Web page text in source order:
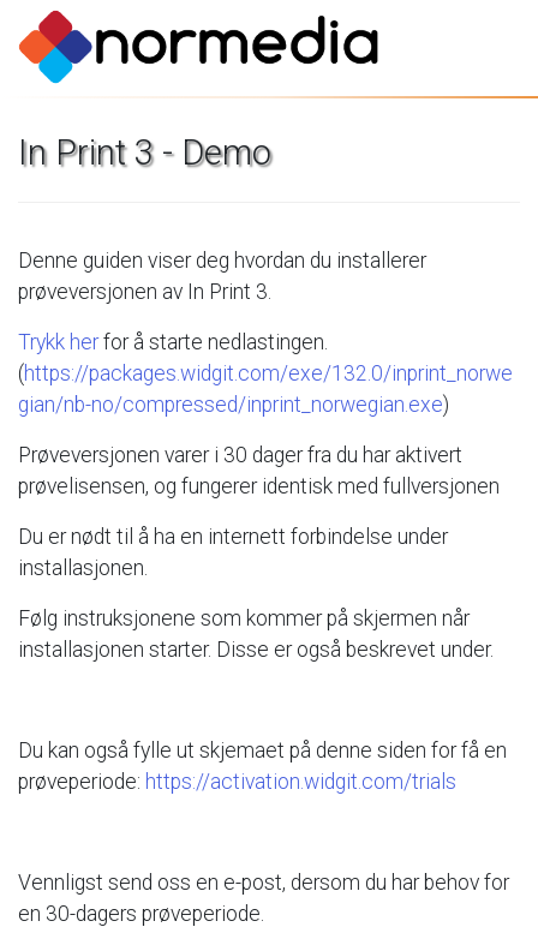
In Print 3 - Demo
Denne guiden viser deg hvordan du installerer
prøveversjonen av In Print 3.
Trykk her for å starte nedlastingen.
(https://packages.widgit.com/exe/132.0/inprint_norwe
gian/nb-no/compressed/inprint_norwegian.exe)
Prøveversjonen varer i 30 dager fra du har aktivert
prøvelisensen, og fungerer identisk med fullversjonen
Du er nødt til å ha en internett forbindelse under
installasjonen.
Følg instruksjonene som kommer på skjermen når
installasjonen starter. Disse er også beskrevet under.
Du kan også fylle ut skjemaet på denne siden for få en
prøveperiode: https://activation.widgit.com/trials
Vennligst send oss en e-post, dersom du har behov for
en 30-dagers prøveperiode.